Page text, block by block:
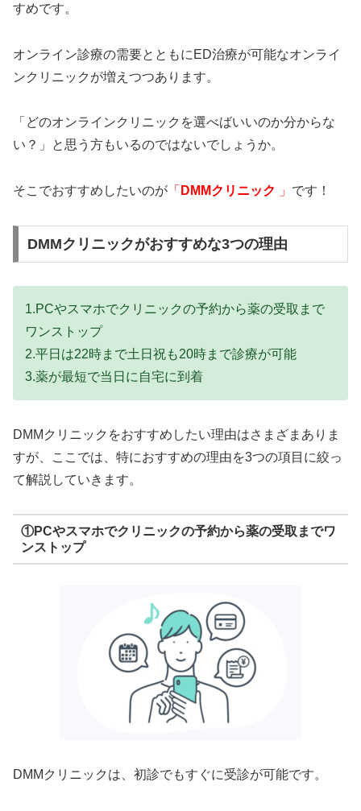
すめです。
オンライン診療の需要とともにED治療が可能なオンライ
ンクリニックが増えつつあります。
「どのオンラインクリニックを選べばいいのか分からな
い？」と思う方もいるのではないでしょうか。
そこでおすすめしたいのが 「 DMMクリニック 」 です！
DMMクリニックがおすすめな3つの理由
1.PCやスマホでクリニックの予約から薬の受取まで
ワンストップ
2.平日は22時まで土日祝も20時まで診療が可能
3.薬が最短で当日に自宅に到着
DMMクリニックをおすすめしたい理由はさまざまありま
すが、ここでは、特におすすめの理由を3つの項目に絞っ
て解説していきます。
①PCやスマホでクリニックの予約から薬の受取までワ
ンストップ
DMMクリニックは、初診でもすぐに受診が可能です。